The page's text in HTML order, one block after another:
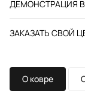
ДЕМОНСТРАЦИЯ В
ЗАКАЗАТЬ СВОЙ
О ковре